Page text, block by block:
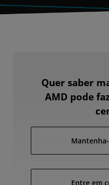
Quer saber
AMD pode
Entre em